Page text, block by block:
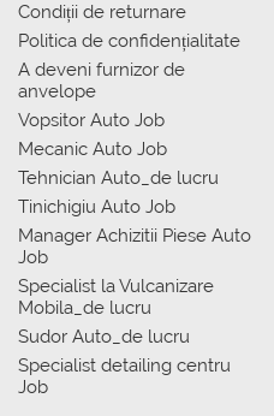
Condiții de returnare
Politica de confidențialitate
A deveni furnizor de
anvelope
Vopsitor Auto Job
Mecanic Auto Job
Tehnician Auto_de lucru
Tinichigiu Auto Job
Manager Achizitii Piese Auto
Job
Specialist la Vulcanizare
Mobila_de lucru
Sudor Auto_de lucru
Specialist detailing centru
Job